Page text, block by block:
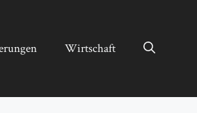
Wirtschaft